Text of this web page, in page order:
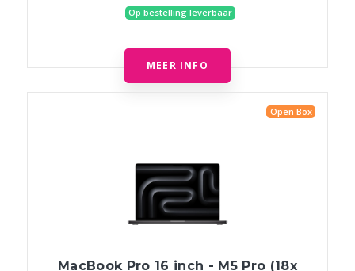
Op bestelling leverbaar
MEER INFO
Open Box
MacBook Pro 16 inch - M5 Pro (18x